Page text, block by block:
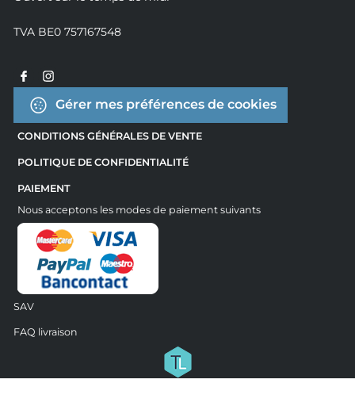
TVA BE0 757167548
Gérer mes préférences de cookies
CONDITIONS GÉNÉRALES DE VENTE
POLITIQUE DE CONFIDENTIALITÉ
PAIEMENT
Nous acceptons les modes de paiement suivants
SAV
FAQ livraison